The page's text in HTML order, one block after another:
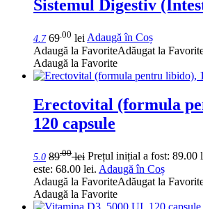
Sistemul Digestiv
4.7 69 .00 lei Adaugă în Coș
Adaugă la FavoriteAdăugat la
Adaugă la Favorite
Erectovital (formula
120 capsule
5.0 89.00 lei Prețul inițial a fost: 89.00
este: 68.00 lei. Adaugă în Coș
Adaugă la FavoriteAdăugat la
Adaugă la Favorite